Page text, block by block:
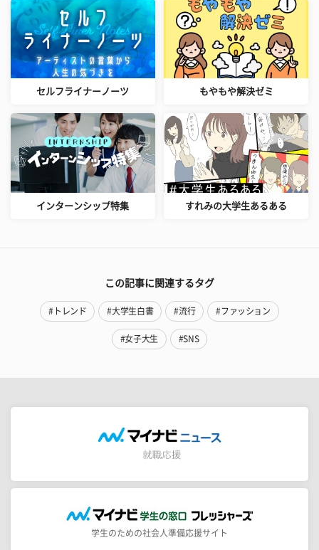
セルフライナーノーツ もやもや解決ゼミ
インターンシップ特集 すれみの大学生あるある
この記事に関連するタグ
#トレンド #大学生白書 #流行 #ファッション
#女子大生 #SNS
学生のための社会人準備応援サイト